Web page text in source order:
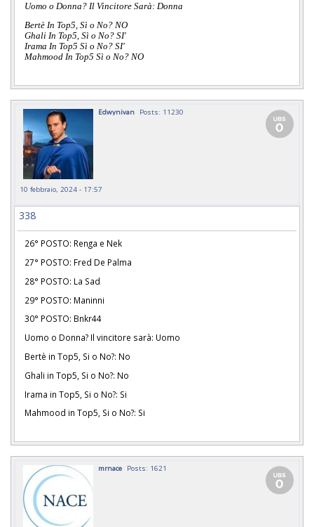
Uomo o Donna? Il Vincitore Sarà: Donna
Bertè In Top5, Sì o No? NO
Ghali In Top5, Sì o No? SI'
Irama In Top5 Sì o No? SI'
Mahmood In Top5 Sì o No? NO
Edwynivan Posts: 11230
10 febbraio, 2024 - 17:57
338
26° POSTO: Renga e Nek
27° POSTO: Fred De Palma
28° POSTO: La Sad
29° POSTO: Maninni
30° POSTO: Bnkr44
Uomo o Donna? Il vincitore sarà: Uomo
Bertè in Top5, Si o No?: No
Ghali in Top5, Si o No?: No
Irama in Top5, Si o No?: Si
Mahmood in Top5, Si o No?: Si
mrnace Posts: 1621